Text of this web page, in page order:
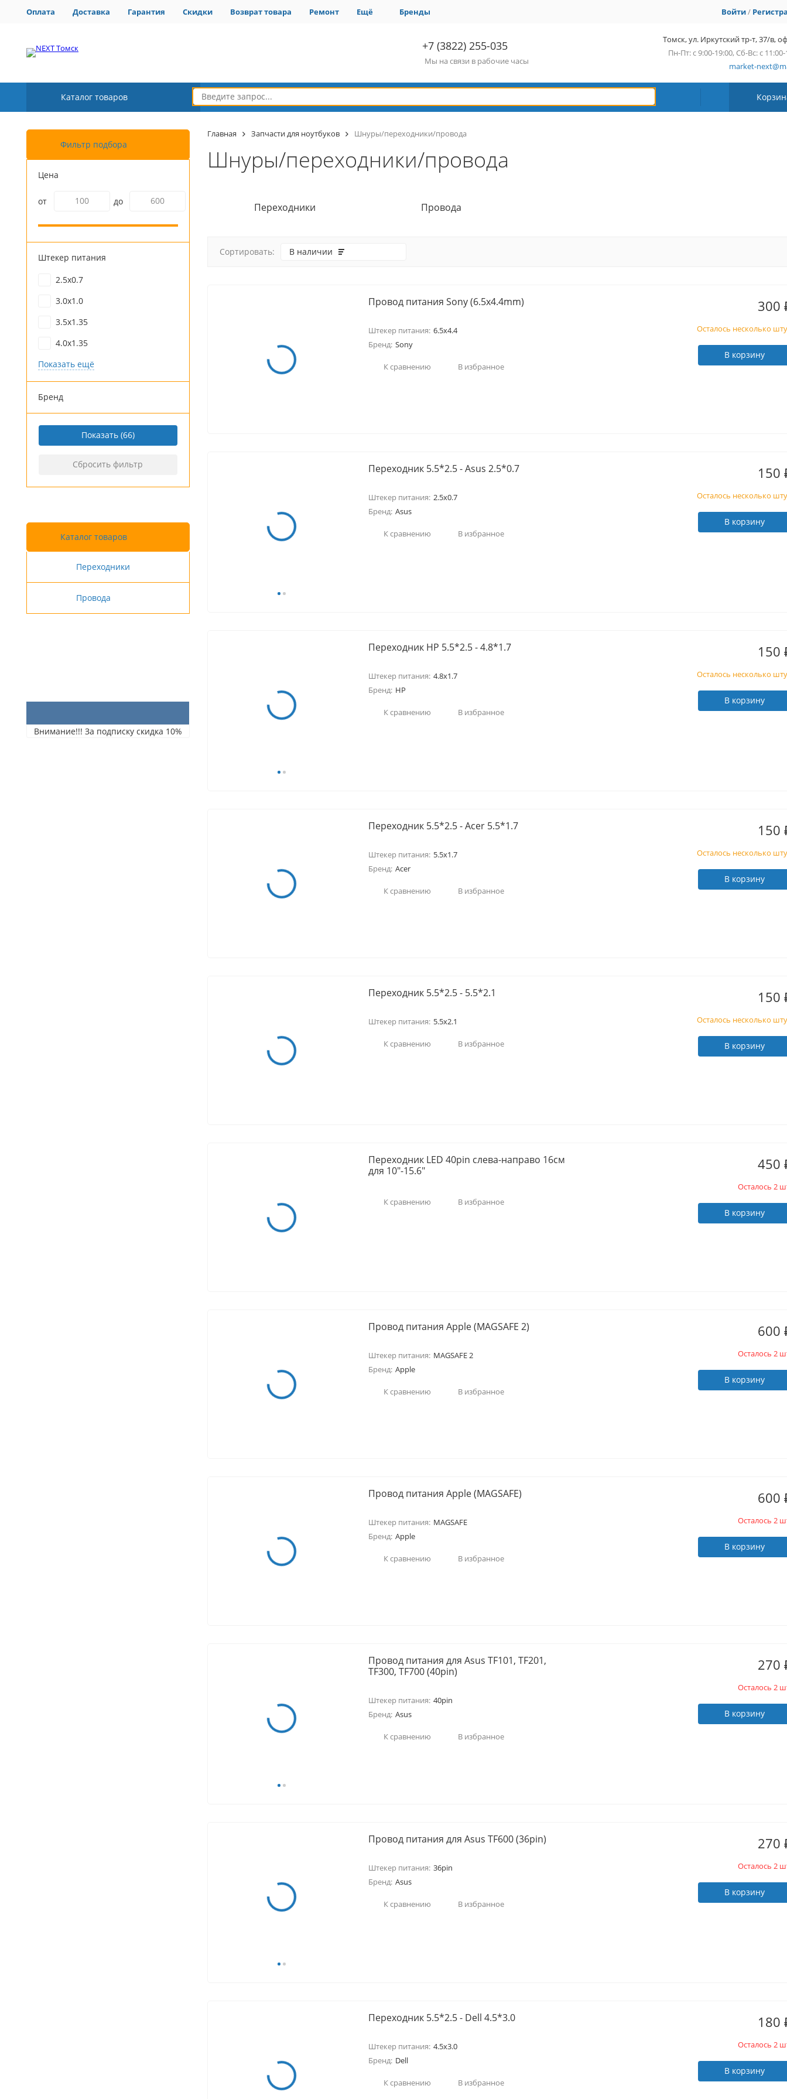
Оплата Доставка Гарантия Скидки Возврат товара Ремонт Ещё Бренды Войти/
+7 (3822) 255-035
Мы на связи в рабочие часы
Томск, ул. Иркутский тр-т, 37/в,
Пн-Пт: с 9:00-19:00, Сб-Вс: с
market-
Каталог товаров
Главная Запчасти для ноутбуков Шнуры/переходники/провода
Шнуры/переходники/провода
Переходники Провода
Сортировать: В наличии
Провод питания Sony (6.5x4.4mm)
Штекер питания: 6.5x4.4
Бренд: Sony
К сравнению В избранное
300
Осталось несколько
В корзину
Переходник 5.5*2.5 - Asus 2.5*0.7
Штекер питания: 2.5x0.7
Бренд: Asus
К сравнению В избранное
150
Осталось несколько
В корзину
Переходник HP 5.5*2.5 - 4.8*1.7
Штекер питания: 4.8x1.7
Бренд: HP
К сравнению В избранное
150
Осталось несколько
В корзину
Переходник 5.5*2.5 - Acer 5.5*1.7
Штекер питания: 5.5x1.7
Бренд: Acer
К сравнению В избранное
150
Осталось несколько
В корзину
Переходник 5.5*2.5 - 5.5*2.1
Штекер питания: 5.5x2.1
К сравнению В избранное
150
Осталось несколько
В корзину
Переходник LED 40pin слева-направо 16см
для 10"-15.6"
К сравнению В избранное
450
Осталось 2
В корзину
Провод питания Apple (MAGSAFE 2)
Штекер питания: MAGSAFE 2
Бренд: Apple
К сравнению В избранное
600
Осталось 2
В корзину
Провод питания Apple (MAGSAFE)
Штекер питания: MAGSAFE
Бренд: Apple
К сравнению В избранное
600
Осталось 2
В корзину
Провод питания для Asus TF101, TF201,
TF300, TF700 (40pin)
Штекер питания: 40pin
Бренд: Asus
К сравнению В избранное
270
Осталось 2
В корзину
Провод питания для Asus TF600 (36pin)
Штекер питания: 36pin
Бренд: Asus
К сравнению В избранное
270
Осталось 2
В корзину
Переходник 5.5*2.5 - Dell 4.5*3.0
Штекер питания: 4.5x3.0
Бренд: Dell
К сравнению В избранное
180
Осталось 2
В корзину
Фильтр подбора
Цена
от до
Штекер питания
2.5x0.7
3.0x1.0
3.5x1.35
4.0x1.35
Показать ещё
Бренд
Показать
Сбросить фильтр
Каталог товаров
Переходники
Провода
Внимание!!! За подписку скидка 10%